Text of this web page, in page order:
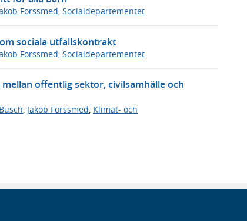
Forssmed, Socialdepartementet
sociala utfallskontrakt
Forssmed Socialdepartementet
offentlig sektor, civilsamhälle och
, Jakob Forssmed, Klimat- och